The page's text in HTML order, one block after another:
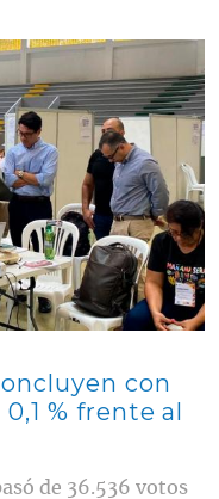
con
% frente al
de 36.536 votos